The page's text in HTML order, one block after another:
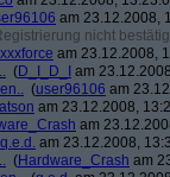
am 23.12.2008,
nicht
xxxforce am 23.12.2008,
(D_I_D_I
am
(user96106 am
am 23.12.2008,
am
q.e.d. am 23.12.2008,
(Hardware_Crash am